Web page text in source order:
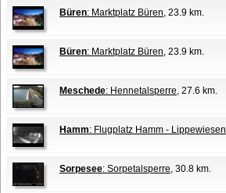
Büren: Marktplatz Büren, 23.9 km.
Büren: Marktplatz Büren, 23.9 km.
Meschede: Hennetalsperre, 27.6 km.
Hamm: Flugplatz Hamm - Lippewiesen
Sorpesee: Sorpetalsperre, 30.8 km.